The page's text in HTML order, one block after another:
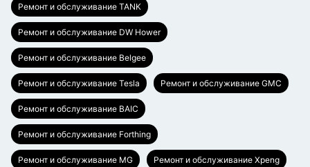
Ремонт и обслуживание TANK
Ремонт и обслуживание DW Hower
Ремонт и обслуживание Belgee
Ремонт и обслуживание Tesla Ремонт и обслуживание GMC
Ремонт и обслуживание BAIC
Ремонт и обслуживание Forthing
Ремонт и обслуживание MG Ремонт и обслуживание Xpeng